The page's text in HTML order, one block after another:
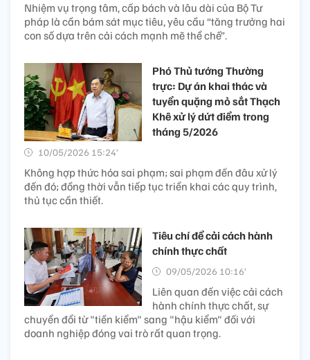
Nhiệm vụ trọng tâm, cấp bách và lâu dài của Bộ Tư
pháp là cần bám sát mục tiêu, yêu cầu “tăng trưởng hai
con số dựa trên cải cách mạnh mẽ thể chế”.
Phó Thủ tướng Thường
trực: Dự án khai thác và
tuyển quặng mỏ sắt Thạch
Khê xử lý dứt điểm trong
tháng 5/2026
10/05/2026 15:24’
Không hợp thức hóa sai phạm; sai phạm đến đâu xử lý
đến đó; đồng thời vẫn tiếp tục triển khai các quy trình,
thủ tục cần thiết.
Tiêu chí để cải cách hành
chính thực chất
09/05/2026 10:16’
Liên quan đến việc cải cách
hành chính thực chất, sự
chuyển đổi từ "tiền kiểm" sang "hậu kiểm" đối với
doanh nghiệp đóng vai trò rất quan trọng.